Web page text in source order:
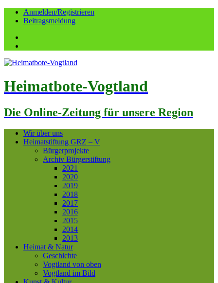
Anmelden/Registrieren
Beitragsmeldung
Heimatbote-Vogtland
Die Online-Zeitung für unsere Region
Wir über uns
Heimatstiftung GRZ – V
Bürgerprojekte
Archiv Bürgerstiftung
2021
2020
2019
2018
2017
2016
2015
2014
2013
Heimat & Natur
Geschichte
Vogtland von oben
Vogtland im Bild